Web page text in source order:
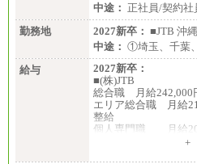
中途： 正社員/契約社
勤務地
2027新卒： ■JTB 沖
中途： ①埼玉、千葉
給与
2027新卒：
■(株)JTB
総合職 月給242,000
エリア総合職 月給
整給
個人専門職 月給
+